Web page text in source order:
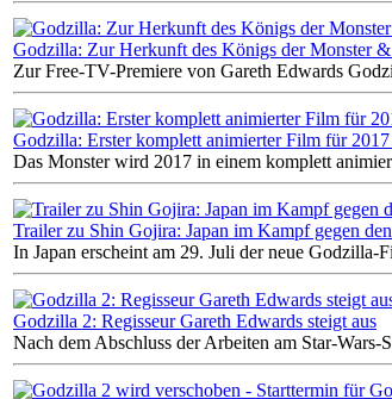
Godzilla: Zur Herkunft des Königs der Monster
Zur Free-TV-Premiere von Gareth Edwards
Godzilla: Erster komplett animierter Film für
Das Monster wird 2017 in einem komplett
Trailer zu Shin Gojira: Japan im Kampf gegen
In Japan erscheint am 29. Juli der neue
Godzilla 2: Regisseur Gareth Edwards steigt aus
Nach dem Abschluss der Arbeiten am Star-